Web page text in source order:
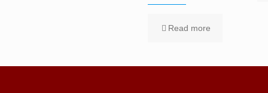
Read more